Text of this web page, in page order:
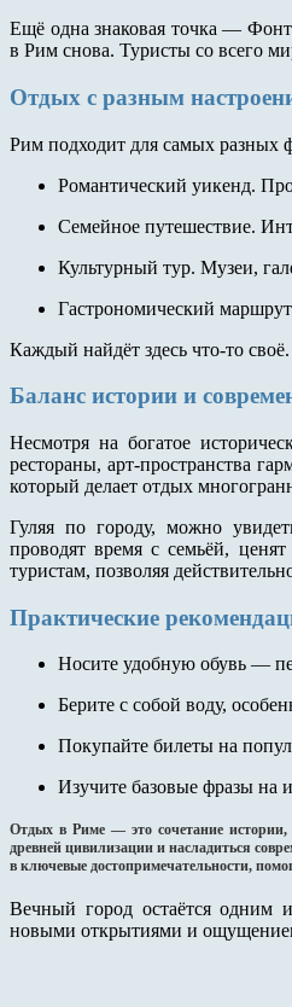
Ещё одна знаковая точка —
в Рим снова. Туристы со всего
Отдых с разным
Рим подходит для самых разных
Романтический уикенд.
Семейное путешествие.
Культурный тур. Музеи,
Гастрономический
Каждый найдёт здесь что-то своё.
Баланс истории и
Несмотря на богатое
рестораны, арт-пространства
который делает отдых
Гуляя по городу, можно
проводят время с семьёй,
туристам, позволяя
Практические
Носите удобную обувь —
Берите с собой воду,
Покупайте билеты на
Изучите базовые фразы на
Отдых в Риме — это сочетание истории,
древней цивилизации и насладиться
в ключевые достопримечательности,
Вечный город остаётся одним
новыми открытиями и